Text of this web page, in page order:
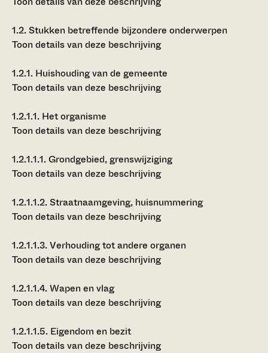
1.2.Stukken betreffende bijzondere onderwerpen
Toon details van deze beschrijving
1.2.1. Huishouding van de gemeente
Toon details van deze beschrijving
1.2.1.1. Het organisme
Toon details van deze beschrijving
1.2.1.1.1.Grondgebied, grenswijziging
Toon details van deze beschrijving
1.2.1.1.2.Straatnaamgeving, huisnummering
Toon details van deze beschrijving
1.2.1.1.3.Verhouding tot andere organen
Toon details van deze beschrijving
1.2.1.1.4.Wapen en vlag
Toon details van deze beschrijving
1.2.1.1.5. Eigendom en bezit
Toon details van deze beschrijving